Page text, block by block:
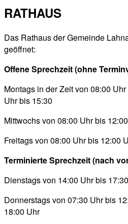
RATHAUS
Das Rathaus der Gemeinde
geöffnet:
Offene Sprechzeit (ohne
Montags in der Zeit von 08:00
Uhr bis 15:30
Mittwochs von 08:00 Uhr bis
Freitags von 08:00 Uhr bis 12:00
Terminierte Sprechzeit (nach
Dienstags von 14:00 Uhr bis
Donnerstags von 07:30 Uhr bis
18:00 Uhr